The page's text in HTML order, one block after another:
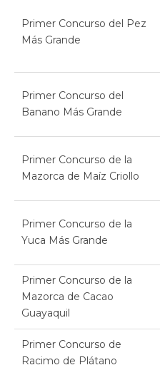
Primer Concurso del Pez
Más Grande
Primer Concurso del
Banano Más Grande
Primer Concurso de la
Mazorca de Maíz Criollo
Primer Concurso de la
Yuca Más Grande
Primer Concurso de la
Mazorca de Cacao
Guayaquil
Primer Concurso de
Racimo de Plátano